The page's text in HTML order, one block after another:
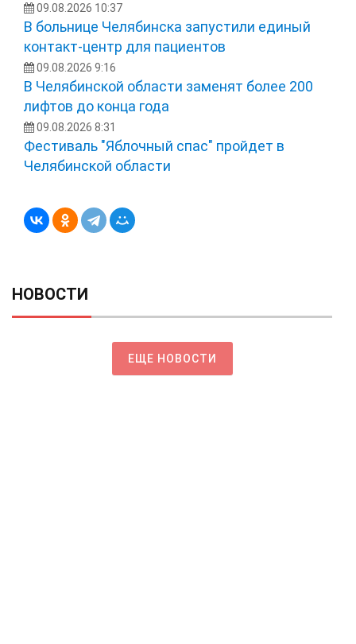
09.08.2026 10:37
В больнице Челябинска запустили единый
контакт-центр для пациентов
09.08.2026 9:16
В Челябинской области заменят более 200
лифтов до конца года
09.08.2026 8:31
Фестиваль "Яблочный спас" пройдет в
Челябинской области
НОВОСТИ
ЕЩЕ НОВОСТИ